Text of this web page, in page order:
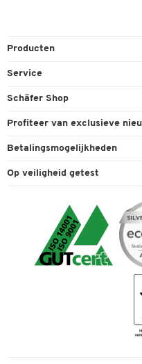
Producten
Kantoorbenodigdheden
Milieutechniek
Reiniging & hygiëne
Verpakken & verzenden
Service
Bestelling herroepen
Inkt & Toner
Service van A tot Z
Telefoonnummer overzicht
Schäfer Shop
Algemene voorwaarden
Online catalogi
Cookie-instellingen
Duurzaamheid
Downloads & Certificaten
Profiteer van exclusieve
Welkomstgeschenk
Expertise
Betalingsmogelijkheden
Paypal
Mastercard
iDEAL | Wero
Op veiligheid getest